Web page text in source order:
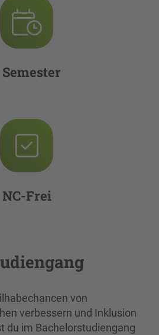
Semester
NC-Frei
von
verbessern und Inklusion
du im Bachelorstudiengang